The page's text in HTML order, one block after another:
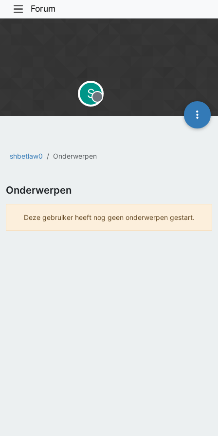
Forum
shbetlaw0 Onderwerpen
S
Offline
Onderwerpen
Deze gebruiker heeft nog geen onderwerpen gestart.